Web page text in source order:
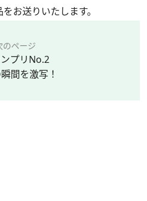
お送りいたします。
のページ
プリNo.2
間を激写！